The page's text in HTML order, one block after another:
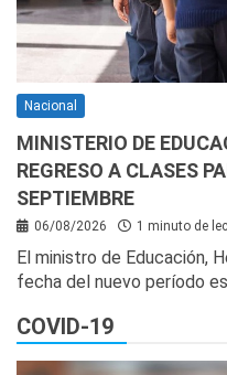
Nacional
MINISTERIO DE
REGRESO A CLASES
SEPTIEMBRE
06/08/2026 1 minuto de
El ministro de Educación,
fecha del nuevo período
COVID-19